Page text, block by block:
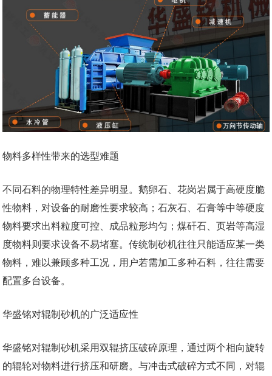
物料多样性带来的选型难题
不同石料的物理特性差异明显。鹅卵石、花岗岩属于高硬度脆
性物料，对设备的耐磨性要求较高；石灰石、石膏等中等硬度
物料要求出料粒度可控、成品粒形均匀；煤矸石、页岩等高湿
度物料则要求设备不易堵塞。传统制砂机往往只能适应某一类
物料，难以兼顾多种工况，用户若需加工多种石料，往往需要
配置多台设备。
华盛铭对辊制砂机的广泛适应性
华盛铭对辊制砂机采用双辊挤压破碎原理，通过两个相向旋转
的辊轮对物料进行挤压和研磨。与冲击式破碎方式不同，对辊